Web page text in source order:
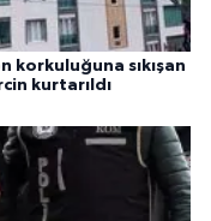
korkuluğuna sıkışan
kurtarıldı